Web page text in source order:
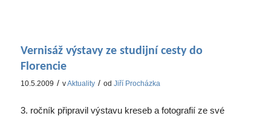
Vernisáž výstavy ze studijní cesty do
Florencie
10.5.2009 / vAktuality / od Jiří Procházka
3. ročník připravil výstavu kreseb a fotografií ze své